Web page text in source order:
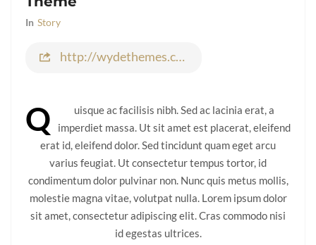
In Story
http://wydethemes.com
Q
uisque ac facilisis nibh. Sed ac lacinia erat, a
imperdiet massa. Ut sit amet est placerat, eleifend
erat id, eleifend dolor. Sed tincidunt quam eget arcu
varius feugiat. Ut consectetur tempus tortor, id
condimentum dolor pulvinar non. Nunc quis metus mollis,
molestie magna vitae, volutpat nulla. Lorem ipsum dolor
sit amet, consectetur adipiscing elit. Cras commodo nisi
id egestas ultrices.